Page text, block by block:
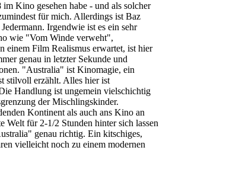
Kino gesehen habe - und als solcher
für mich. Allerdings ist Baz
Irgendwie ist es ein sehr
wie "Vom Winde verweht",
einem Film Realismus erwartet, ist hier
genau in letzter Sekunde und
"Australia" ist Kinomagie, ein
stilvoll erzählt. Alles hier ist
Handlung ist ungemein vielschichtig
der Mischlingskinder.
Kontinent als auch ans Kino an
Welt für 2-1/2 Stunden hinter sich lassen
genau richtig. Ein kitschiges,
vielleicht noch zu einem modernen